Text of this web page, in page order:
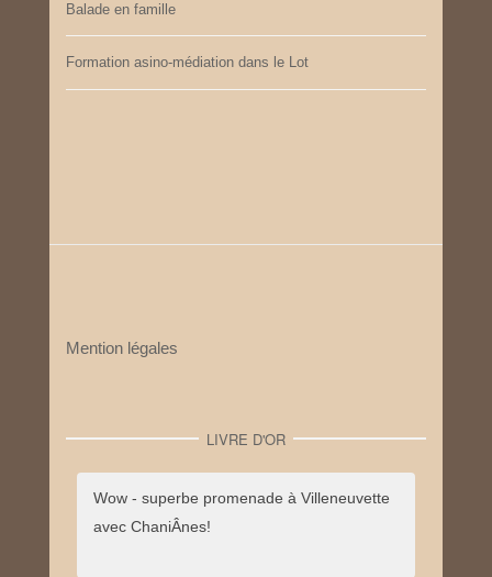
Balade en famille
Formation asino-médiation dans le Lot
Mention légales
LIVRE D'OR
Wow - superbe promenade à Villeneuvette
avec ChaniÂnes!